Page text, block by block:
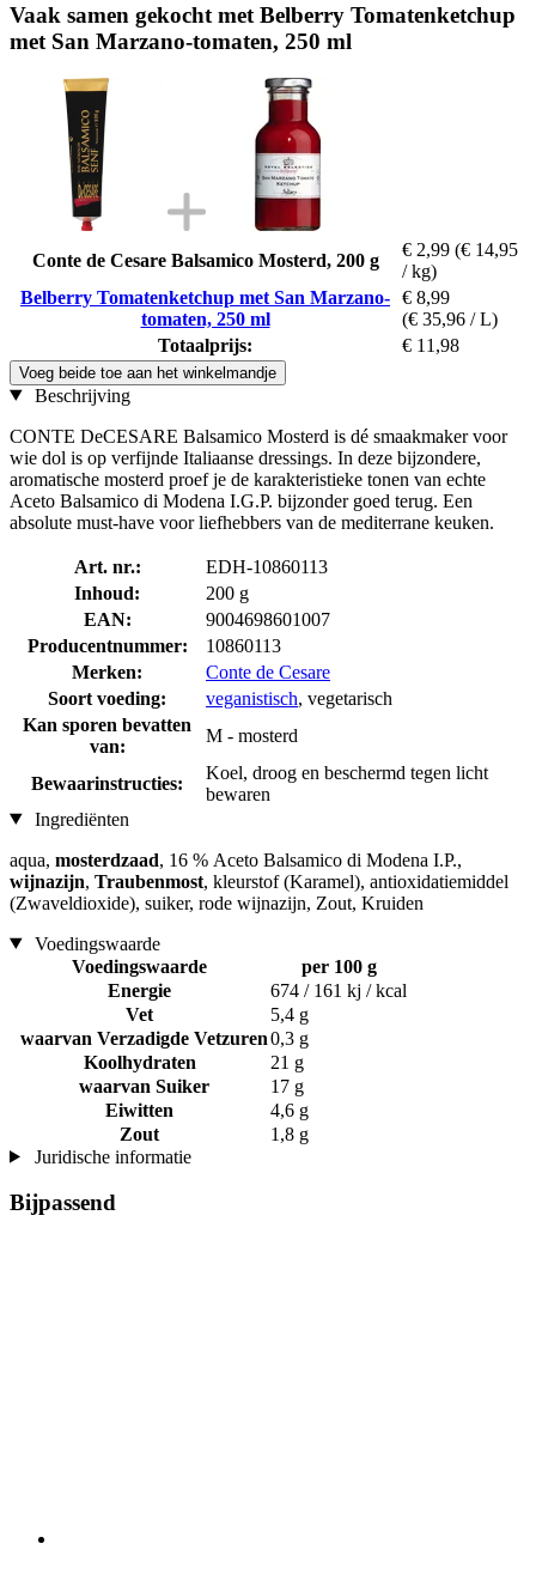
Vaak samen gekocht met Belberry Tomatenketchup
met San Marzano-tomaten, 250 ml
Conte de Cesare Balsamico Mosterd, 200 g
€ 2,99 (€ 14,95
/ kg)
Belberry Tomatenketchup met San Marzano-
tomaten, 250 ml
€ 8,99
(€ 35,96 / L)
Totaalprijs:
€ 11,98
Voeg beide toe aan het winkelmandje
Beschrijving
CONTE DeCESARE Balsamico Mosterd is dé smaakmaker voor
wie dol is op verfijnde Italiaanse dressings. In deze bijzondere,
aromatische mosterd proef je de karakteristieke tonen van echte
Aceto Balsamico di Modena I.G.P. bijzonder goed terug. Een
absolute must-have voor liefhebbers van de mediterrane keuken.
Art. nr.:
EDH-10860113
Inhoud:
200 g
EAN:
9004698601007
Producentnummer:
10860113
Merken:
Conte de Cesare
Soort voeding:
veganistisch, vegetarisch
Kan sporen bevatten
van:
M - mosterd
Bewaarinstructies:
Koel, droog en beschermd tegen licht
bewaren
Ingrediënten
aqua, mosterdzaad, 16 % Aceto Balsamico di Modena I.P.,
wijnazijn, Traubenmost, kleurstof (Karamel), antioxidatiemiddel
(Zwaveldioxide), suiker, rode wijnazijn, Zout, Kruiden
Voedingswaarde
Voedingswaarde
per 100 g
Energie
674 / 161 kj / kcal
Vet
5,4 g
waarvan Verzadigde Vetzuren0,3 g
Koolhydraten
21 g
waarvan Suiker
17 g
Eiwitten
4,6 g
Zout
1,8 g
Juridische informatie
Bijpassend